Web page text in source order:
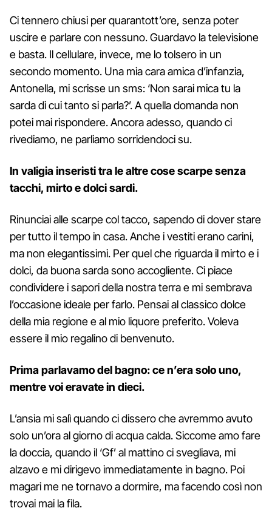
Ci tennero chiusi per quarantott’ore, senza poter
uscire e parlare con nessuno. Guardavo la televisione
e basta. Il cellulare, invece, me lo tolsero in un
secondo momento. Una mia cara amica d’infanzia,
Antonella, mi scrisse un sms: ‘Non sarai mica tu la
sarda di cui tanto si parla?’. A quella domanda non
potei mai rispondere. Ancora adesso, quando ci
rivediamo, ne parliamo sorridendoci su.
In valigia inseristi tra le altre cose scarpe senza
tacchi, mirto e dolci sardi.
Rinunciai alle scarpe col tacco, sapendo di dover stare
per tutto il tempo in casa. Anche i vestiti erano carini,
ma non elegantissimi. Per quel che riguarda il mirto e i
dolci, da buona sarda sono accogliente. Ci piace
condividere i sapori della nostra terra e mi sembrava
l’occasione ideale per farlo. Pensai al classico dolce
della mia regione e al mio liquore preferito. Voleva
essere il mio regalino di benvenuto.
Prima parlavamo del bagno: ce n’era solo uno,
mentre voi eravate in dieci.
L’ansia mi salì quando ci dissero che avremmo avuto
solo un’ora al giorno di acqua calda. Siccome amo fare
la doccia, quando il ‘Gf’ al mattino ci svegliava, mi
alzavo e mi dirigevo immediatamente in bagno. Poi
magari me ne tornavo a dormire, ma facendo così non
trovai mai la fila.